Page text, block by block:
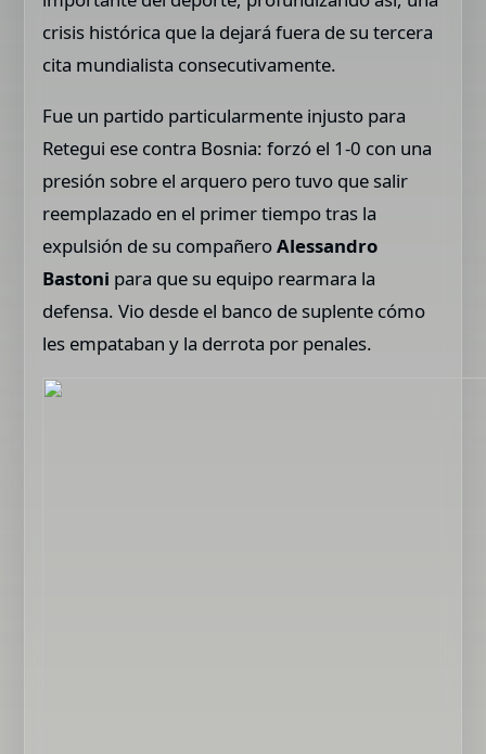
crisis histórica que la dejará fuera de su tercera
cita mundialista consecutivamente.
Fue un partido particularmente injusto para
Retegui ese contra Bosnia: forzó el 1-0 con una
presión sobre el arquero pero tuvo que salir
reemplazado en el primer tiempo tras la
expulsión de su compañeroAlessandro
Bastoni para que su equipo rearmara la
defensa. Vio desde el banco de suplente cómo
les empataban y la derrota por penales.